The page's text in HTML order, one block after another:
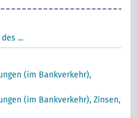
...
(im Bankverkehr),
(im Bankverkehr), Zinsen,